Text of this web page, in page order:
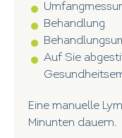
Behandlung
Auf Sie
Eine manuelle
Minunten dauern.